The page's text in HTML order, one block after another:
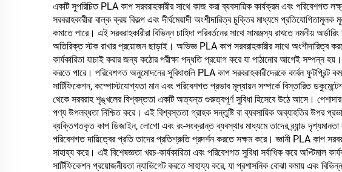
একটি সুপরিচিত PLA কাপ সরবরাহকারীর সাথে কাজ করা ব্যবসায়িক কার্যক্রম এবং পরিবেশগত
সরবরাহকারীরা বাল্ক ক্রয় বিকল্প এবং দীর্ঘমেয়াদী অংশীদারিত্ব চুক্তির মাধ্যমে
কমাতে পারে। এই সরবরাহকারীরা বিভিন্ন চাহিদা পরিবর্তনের সাথে সামঞ্জস্য রাখতে নমনীয়
অতিরিক্ত স্টক রাখার প্রয়োজন ছাড়াই। অভিজ্ঞ PLA কাপ সরবরাহকারীর সাথে অংশীদারিত্ব
কার্যকারিতা যাচাই করার জন্য কঠোর পরীক্ষা পদ্ধতি প্রয়োগ করে যা পাঠানোর আগেই সম্পন্ন
করতে পারে। পরিবেশগত অনুমোদনের সুবিধাগুলি PLA কাপ সরবরাহকারীদেরকে কার্বন
সার্টিফিকেশন, কম্পোস্টযোগ্যতা মান এবং পরিবেশগত প্রভাব মূল্যায়ন সম্পর্কে বিস্তারিত
থেকে সরবরাহ শৃঙ্খলের বিশ্বস্ততা একটি অত্যন্ত গুরুত্বপূর্ণ সুবিধা হিসেবে উঠে আসে। পেশাদার
পণ্য উপলব্ধতা নিশ্চিত করে। এই বিশ্বস্ততা গ্রাহক সন্তুষ্টি বা ব্যবসায়িক অব্যাহতির উপর
ব্যক্তিগতকৃত কাপ ডিজাইন, লোগো এবং রং-সংক্রান্ত ব্যবস্থার মাধ্যমে তাদের ব্র্যান্ড দৃশ্যমানতা
পরিবেশগত দায়িত্বের প্রতি তাদের প্রতিশ্রুতি প্রদর্শন করতে সক্ষম করে। জ্ঞানী PLA কাপ
সাহায্য করে। এই বিশেষজ্ঞতা খরচ-কার্যকারিতা এবং পরিবেশগত সুবিধা সর্বাধিক করে অপ্টিমাল
সার্টিফিকেশন প্রয়োজনীয়তা ন্যাভিগেট করতে সাহায্য করে, যা প্রশাসনিক বোঝা কমায় এবং